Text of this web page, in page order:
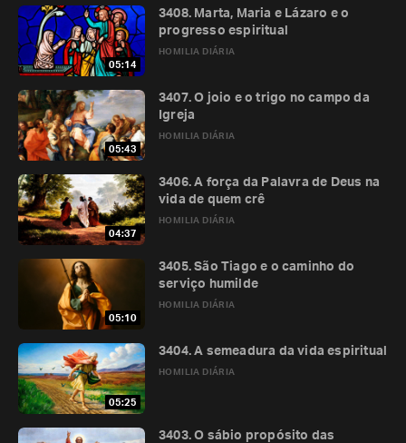
05:14
HOMILIA DIÁRIA
3408. Marta, Maria e Lázaro e o
progresso espiritual
05:43
HOMILIA DIÁRIA
3407. O joio e o trigo no campo da
Igreja
04:37
HOMILIA DIÁRIA
3406. A força da Palavra de Deus na
vida de quem crê
05:10
HOMILIA DIÁRIA
3405. São Tiago e o caminho do
serviço humilde
05:25
HOMILIA DIÁRIA
3404. A semeadura da vida espiritual
3403. O sábio propósito das